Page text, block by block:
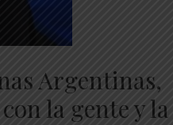
Argentinas,
la gente y la